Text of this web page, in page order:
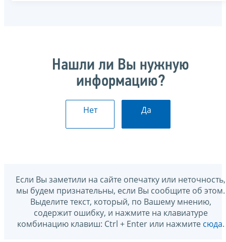
Нашли ли Вы нужную
информацию?
Нет Да
Если Вы заметили на сайте опечатку или неточность,
мы будем признательны, если Вы сообщите об этом.
Выделите текст, который, по Вашему мнению,
содержит ошибку, и нажмите на клавиатуре
комбинацию клавиш: Ctrl + Enter или нажмите сюда.